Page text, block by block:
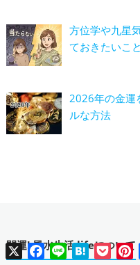
方位学や九星
ておきたいこ
2026年の金運
ルな方法
開運! 風水生活.lifeについて
X Facebook
Line Hatena